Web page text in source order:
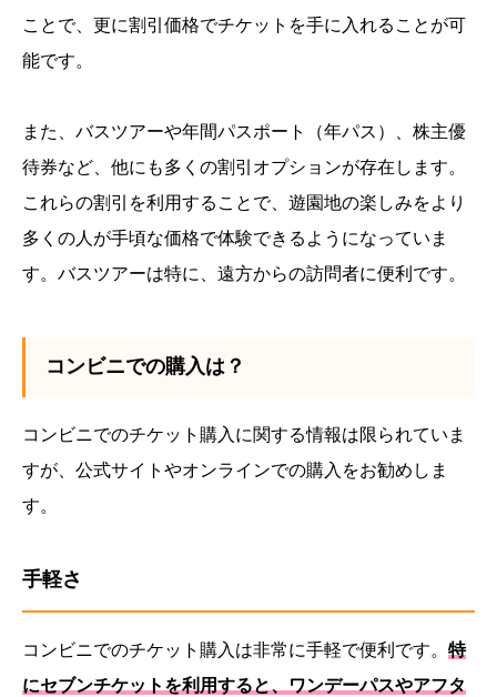
ことで、更に割引価格でチケットを手に入れることが可
能です。
また、バスツアーや年間パスポート（年パス）、株主優
待券など、他にも多くの割引オプションが存在します。
これらの割引を利用することで、遊園地の楽しみをより
多くの人が手頃な価格で体験できるようになっていま
す。バスツアーは特に、遠方からの訪問者に便利です。
コンビニでの購入は？
コンビニでのチケット購入に関する情報は限られていま
すが、公式サイトやオンラインでの購入をお勧めしま
す。
手軽さ
コンビニでのチケット購入は非常に手軽で便利です。 特
にセブンチケットを利用すると、ワンデーパスやアフタ